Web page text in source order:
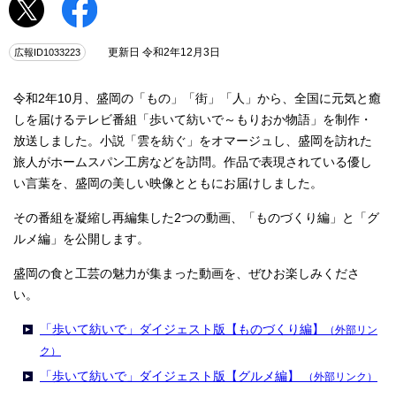
広報ID1033223 更新日 令和2年12月3日
令和2年10月、盛岡の「もの」「街」「人」から、全国に元気と癒
しを届けるテレビ番組「歩いて紡いで～もりおか物語」を制作・
放送しました。小説「雲を紡ぐ」をオマージュし、盛岡を訪れた
旅人がホームスパン工房などを訪問。作品で表現されている優し
い言葉を、盛岡の美しい映像とともにお届けしました。
その番組を凝縮し再編集した2つの動画、「ものづくり編」と「グ
ルメ編」を公開します。
盛岡の食と工芸の魅力が集まった動画を、ぜひお楽しみくださ
い。
「歩いて紡いで」ダイジェスト版【ものづくり編】
（外部リン
ク）
「歩いて紡いで」ダイジェスト版【グルメ編】 （外部リンク）